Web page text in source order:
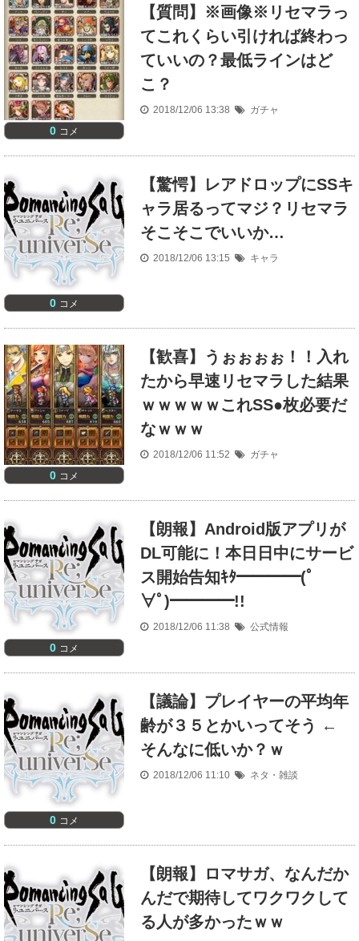
0 コメ
【質問】※画像※リセマラっ
てこれくらい引ければ終わっ
ていいの？最低ラインはど
こ？
2018/12/06 13:38 ガチャ
0 コメ
【驚愕】レアドロップにSSキ
ャラ居るってマジ？リセマラ
そこそこでいいか…
2018/12/06 13:15 キャラ
0 コメ
【歓喜】うぉぉぉぉ！！入れ
たから早速リセマラした結果
ｗｗｗｗｗこれSS●枚必要だ
なｗｗｗ
2018/12/06 11:52 ガチャ
0 コメ
【朗報】Android版アプリが
DL可能に！本日日中にサービ
ス開始告知ｷﾀ━━━━(ﾟ
∀ﾟ)━━━━!!
2018/12/06 11:38 公式情報
0 コメ
【議論】プレイヤーの平均年
齢が３５とかいってそう ←
そんなに低いか？ｗ
2018/12/06 11:10 ネタ・雑談
【朗報】ロマサガ、なんだか
んだで期待してワクワクして
る人が多かったｗｗ